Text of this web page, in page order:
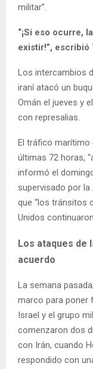
militar”.
“¡Si eso ocurre,
existir!”, escribió
Los intercambios
iraní atacó un
Omán el jueves y
con represalias.
El tráfico marítimo
últimas 72 horas,
informó el
supervisado por la
que “los tránsitos
Unidos
Los ataques de
acuerdo
La semana
marco para poner
Israel y el grupo
comenzaron dos
con Irán, cuando
respondido con